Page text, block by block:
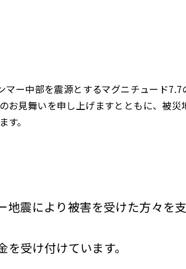
ー中部を震源とするマグニチュード7.7
お見舞いを申し上げますとともに、被災
。
地震により被害を受けた方々を
を受け付けています。